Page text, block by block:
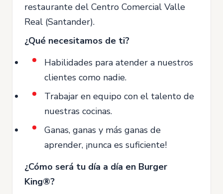
restaurante del Centro Comercial Valle
Real (Santander).
¿Qué necesitamos de ti?
Habilidades para atender a nuestros
clientes como nadie.
Trabajar en equipo con el talento de
nuestras cocinas.
Ganas, ganas y más ganas de
aprender, ¡nunca es suficiente!
¿Cómo será tu día a día en Burger
King®?